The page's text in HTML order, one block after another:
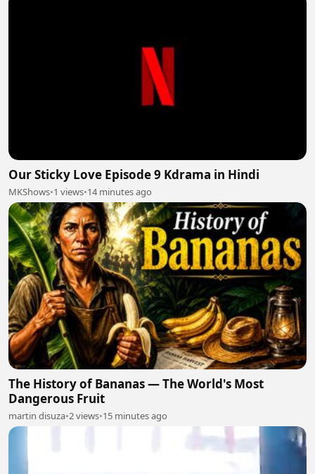
Our Sticky Love Episode 9 Kdrama in Hindi
MKShows•1 views•14 minutes ago
The History of Bananas — The World's Most
Dangerous Fruit
martin disuza•2 views•15 minutes ago